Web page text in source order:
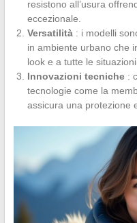
resistono all’usura
eccezionale.
Versatilità : i modelli
in ambiente urbano che
look e a tutte le situazioni.
Innovazioni tecniche :
tecnologie come la
assicura una protezione